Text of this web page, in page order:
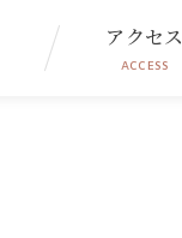
アクセス
ACCESS